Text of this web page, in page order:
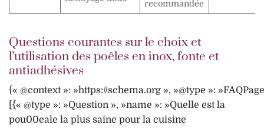
recommandée
Questions courantes sur le choix et
l’utilisation des poêles en inox, fonte et
antiadhésives
{« @context »: »https://schema.org », »@type »:
[{« @type »: »Question », »name »: »Quelle est la
pou00eale la plus saine pour la cuisine